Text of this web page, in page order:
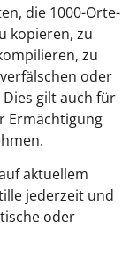
die 1000-Orte-
kopieren, zu
zu
oder
gilt auch für
Ermächtigung
aktuellem
jederzeit und
oder